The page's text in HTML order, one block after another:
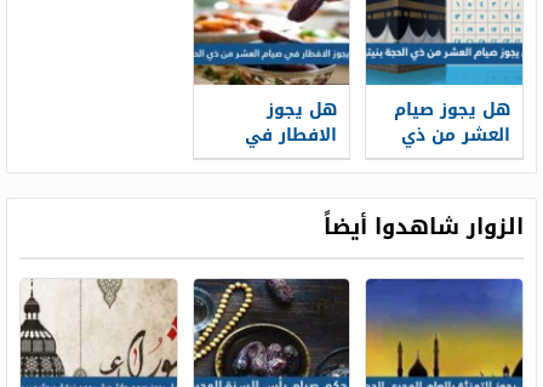
هل يجوز صيام
العشر من ذي
الحجة بنيتين
هل يجوز
الافطار في
صيام العشر من
الزوار شاهدوا أيضاً